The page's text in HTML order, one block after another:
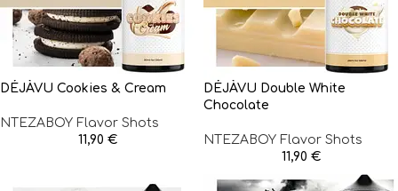
DÉJÀVU Cookies & Cream
NTEZABOY Flavor Shots
11,90 €
DÉJÀVU Double White
Chocolate
NTEZABOY Flavor Shots
11,90 €